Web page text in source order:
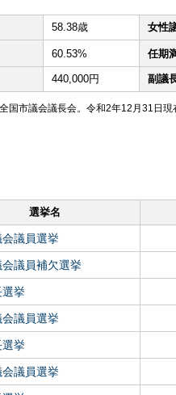
58.38歳 女性
60.53% 任期
440,000円 副議
国市議会議長会。令和2年12月31日現
選挙名
議員選挙
議員補欠選挙
挙
議員選挙
挙
議員選挙